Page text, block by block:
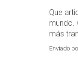
Que
mundo.
más
Enviado